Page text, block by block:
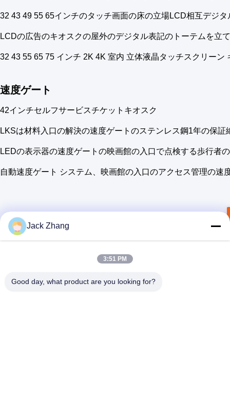
32 43 49 55 65インチのタッチ画面の床の立場LCD相互デジタ
LCDの広告のキオスクの屋外のデジタル表記のトーテムを立
32 43 55 65 75 インチ 2K 4K 室内 立体液晶タッチスクリー
速度ゲート
42インチセルフサービスチケットキオスク
LKSは材料入口の解決の速度ゲートのステンレス鋼1年の保証
LEDの表示器の速度ゲートの映画館の入口で点検する歩行者
自動速度ゲート システム、映画館の入口のアクセス管理の速
Jack Zhang
3:51 PM
Good day, what product are you looking for?